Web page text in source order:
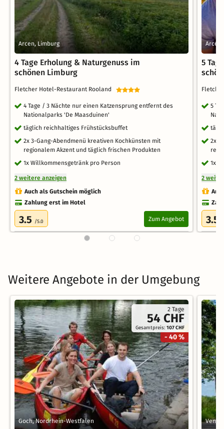
Arcen, Limburg
4 Tage Erholung & Naturgenuss im
schönen Limburg
Fletcher Hotel-Restaurant Rooland
4 Tage / 3 Nächte nur einen Katzensprung entfernt des
Nationalparks 'De Maasduinen'
täglich reichhaltiges Frühstücksbuffet
2x 3-Gang-Abendmenü kreativen Kochkünsten mit
regionalem Akzent und täglich frischen Produkten
1x Willkommensgetränk pro Person
2 weitere anzeigen
Auch als Gutschein möglich
Zahlung erst im Hotel
3.5 /5.0 Zum Angebot
5
5
2x
1x
2
3.5
Weitere Angebote in der Umgebung
2 Tage
54 CHF
Gesamtpreis:107 CHF
- 40 %
Goch, Nordrhein-Westfalen